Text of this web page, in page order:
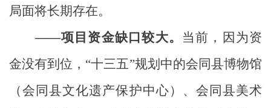
局面将长期存在。
——项目资金缺口较大。 当前，因为资
金没有到位， “十三五”规划中的会同县博物馆
（会同县文化遗产保护中心）、会同县美术